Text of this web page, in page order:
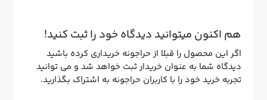
هم اکنون میتوانید دیدگاه خود را ثبت کنید!
اگر این محصول را قبلا از حراجونه خریداری کرده باشید
دیدگاه شما به عنوان خریدار ثبت خواهد شد و می توانید
تجربه خرید خود را با کاربران حراجونه به اشتراک بگذارید.